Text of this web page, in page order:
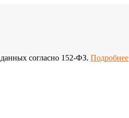
согласно 152-ФЗ. Подробнее